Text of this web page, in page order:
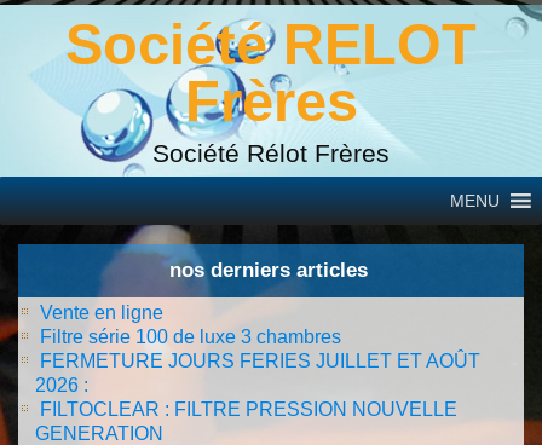
Société RELOT
Frères
Société Rélot Frères
MENU
nos derniers articles
Vente en ligne
Filtre série 100 de luxe 3 chambres
FERMETURE JOURS FERIES JUILLET ET AOÛT
2026 :
FILTOCLEAR : FILTRE PRESSION NOUVELLE
GENERATION